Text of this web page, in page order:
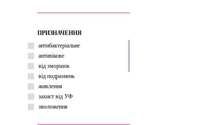
ПРИЗНАЧЕННЯ
антибактеріальне
антивікове
від зморшок
від подразнень
живлення
захист від УФ
зволоження